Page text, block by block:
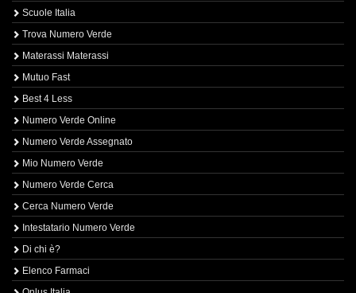
Scuole Italia
Trova Numero Verde
Materassi Materassi
Mutuo Fast
Best 4 Less
Numero Verde Online
Numero Verde Assegnato
Mio Numero Verde
Numero Verde Cerca
Cerca Numero Verde
Intestatario Numero Verde
Di chi è?
Elenco Farmaci